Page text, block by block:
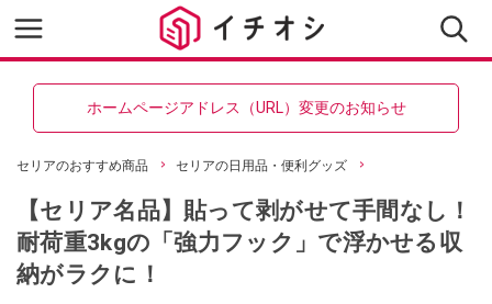
ホームページアドレス（URL）変更のお知らせ
セリアのおすすめ商品 セリアの日用品・便利グッズ
【セリア名品】貼って剥がせて手間なし！
耐荷重3kgの「強力フック」で浮かせる収
納がラクに！